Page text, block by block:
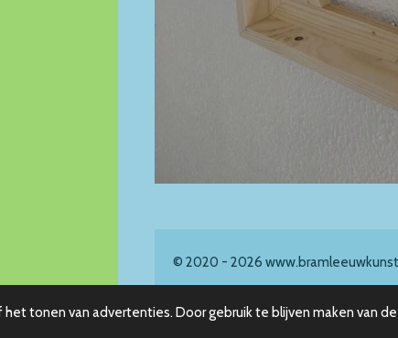
tonen van advertenties. Door gebruik te blijven maken van
© 2020 - 2026